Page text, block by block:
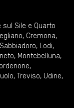
sul Sile e Quarto
, Cremona,
, Lodi,
, Montebelluna,
,
, Treviso, Udine,